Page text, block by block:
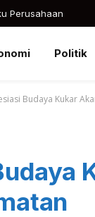
Perusahaan
Politik
Budaya Kukar